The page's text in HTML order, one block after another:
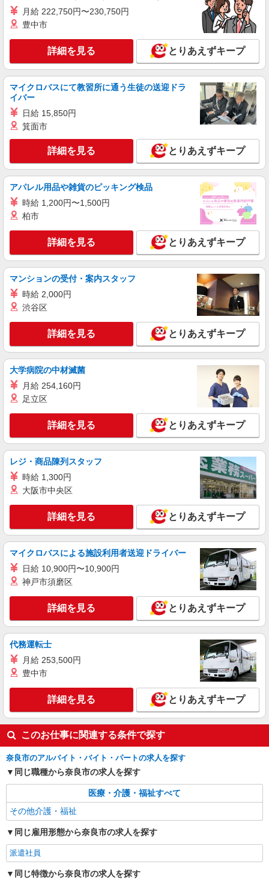
派遣社員
学園前駅｜障がい者施設で軽作業の見守りなど
時給1500円〜2125円 ＜日払い有/週払い有/交
通費全支給(ガソリン代含む)＞
詳細を見る
株式会社kotrio /●NR-H-1900455
学園前駅の就労支援施設＊福祉の経験/スキル
が身につく仕事♪
時給1350円〜 ＜日払い有/週払い有/交通費全
奈良市
キープ 詳細を見る
株式会社kotrio /●NR-H-2028653
奈良市｜障がい者支援員≪残業なし◎週3日〜
シフト相談OK！≫
時給1500円〜2125円 ＜日払い有/週払い有/交
通費全支給(ガソリン代含む)＞
キープ 詳細を見る
株式会社kotrio /●NR-H-2102300
奈良市＊就労支援でのサポート業務*土日祝休
み♪
時給1350円〜 ＜日払い有/週払い有/交通費全
奈良市・新大宮駅周辺でご紹介
キープ 詳細を見る
派遣社員
株式会社kotrio /●NR-H-1958163
奈良駅｜未経験でも簡単！障がい者デイで軽作
時給1500円〜2125円 ＜日払い有/週払い有/交
通費全支給(ガソリン代含む)＞
奈良市内
キープ 詳細を見る
株式会社kotrio /●NR-H-2100255
奈良市＊経験不問で大募集!就労支援スタッフ
＊週3〜曜日相談OK
時給1350円〜 ＜日払い有/週払い有/交通費全
支給(ガソリン代含む)＞
奈良市 ≪最寄駅≫近鉄奈良
詳細を見る
月給 222,750円〜230,750円
豊中市
詳細を見る とりあえずキープ
マイクロバスにて教習所に通う生徒の送迎ドラ
イバー
日給 15,850円
箕面市
詳細を見る とりあえずキープ
アパレル用品や雑貨のピッキング検品
時給 1,200円〜1,500円
柏市
詳細を見る とりあえずキープ
マンションの受付・案内スタッフ
時給 2,000円
渋谷区
詳細を見る とりあえずキープ
大学病院の中材滅菌
月給 254,160円
足立区
詳細を見る とりあえずキープ
レジ・商品陳列スタッフ
時給 1,300円
大阪市中央区
詳細を見る とりあえずキープ
マイクロバスによる施設利用者送迎ドライバー
日給 10,900円〜10,900円
神戸市須磨区
詳細を見る とりあえずキープ
代務運転士
月給 253,500円
豊中市
詳細を見る とりあえずキープ
このお仕事に関連する条件で探す
奈良市のアルバイト・バイト・パートの求人を探す
同じ職種から奈良市の求人を探す
医療・介護・福祉すべて
その他介護・福祉
同じ雇用形態から奈良市の求人を探す
派遣社員
同じ特徴から奈良市の求人を探す